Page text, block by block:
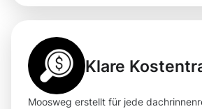
Klare
Moosweg erstellt für jede